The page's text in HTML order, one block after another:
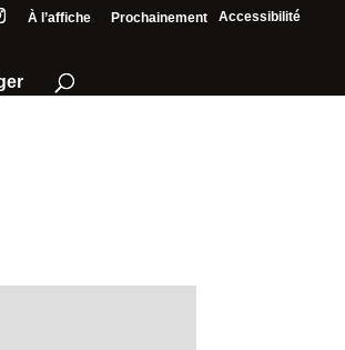
Accessibilité
À l’affiche Prochainement